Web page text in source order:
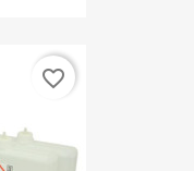
favorite_border